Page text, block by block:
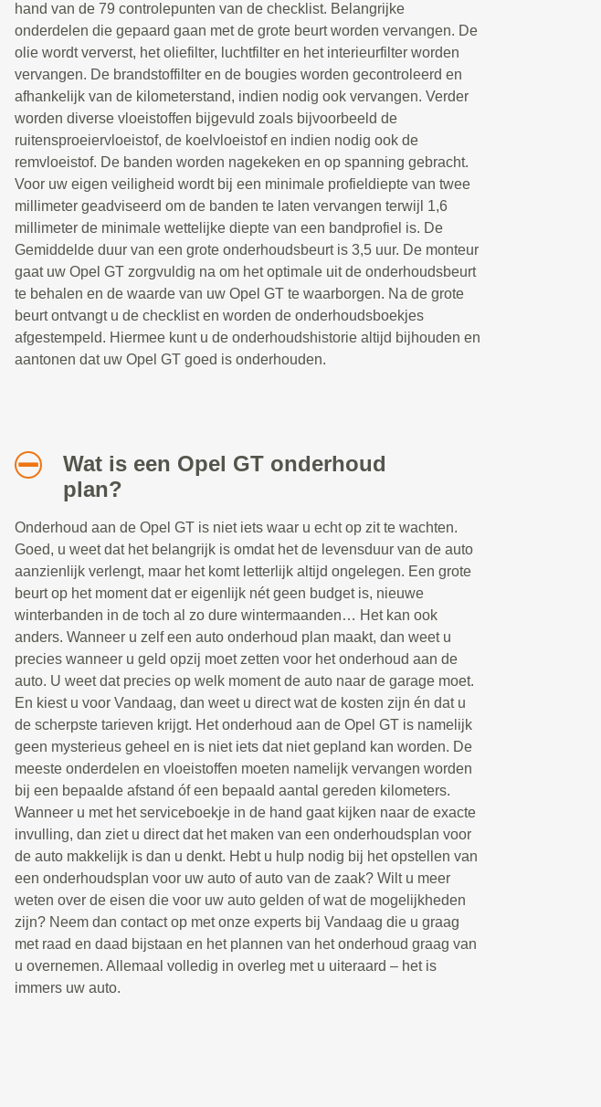
hand van de 79 controlepunten van de checklist. Belangrijke
onderdelen die gepaard gaan met de grote beurt worden vervangen. De
olie wordt ververst, het oliefilter, luchtfilter en het interieurfilter worden
vervangen. De brandstoffilter en de bougies worden gecontroleerd en
afhankelijk van de kilometerstand, indien nodig ook vervangen. Verder
worden diverse vloeistoffen bijgevuld zoals bijvoorbeeld de
ruitensproeiervloeistof, de koelvloeistof en indien nodig ook de
remvloeistof. De banden worden nagekeken en op spanning gebracht.
Voor uw eigen veiligheid wordt bij een minimale profieldiepte van twee
millimeter geadviseerd om de banden te laten vervangen terwijl 1,6
millimeter de minimale wettelijke diepte van een bandprofiel is. De
Gemiddelde duur van een grote onderhoudsbeurt is 3,5 uur. De monteur
gaat uw Opel GT zorgvuldig na om het optimale uit de onderhoudsbeurt
te behalen en de waarde van uw Opel GT te waarborgen. Na de grote
beurt ontvangt u de checklist en worden de onderhoudsboekjes
afgestempeld. Hiermee kunt u de onderhoudshistorie altijd bijhouden en
aantonen dat uw Opel GT goed is onderhouden.
Wat is een Opel GT onderhoud
plan?
Onderhoud aan de Opel GT is niet iets waar u echt op zit te wachten.
Goed, u weet dat het belangrijk is omdat het de levensduur van de auto
aanzienlijk verlengt, maar het komt letterlijk altijd ongelegen. Een grote
beurt op het moment dat er eigenlijk nét geen budget is, nieuwe
winterbanden in de toch al zo dure wintermaanden… Het kan ook
anders. Wanneer u zelf een auto onderhoud plan maakt, dan weet u
precies wanneer u geld opzij moet zetten voor het onderhoud aan de
auto. U weet dat precies op welk moment de auto naar de garage moet.
En kiest u voor Vandaag, dan weet u direct wat de kosten zijn én dat u
de scherpste tarieven krijgt. Het onderhoud aan de Opel GT is namelijk
geen mysterieus geheel en is niet iets dat niet gepland kan worden. De
meeste onderdelen en vloeistoffen moeten namelijk vervangen worden
bij een bepaalde afstand óf een bepaald aantal gereden kilometers.
Wanneer u met het serviceboekje in de hand gaat kijken naar de exacte
invulling, dan ziet u direct dat het maken van een onderhoudsplan voor
de auto makkelijk is dan u denkt. Hebt u hulp nodig bij het opstellen van
een onderhoudsplan voor uw auto of auto van de zaak? Wilt u meer
weten over de eisen die voor uw auto gelden of wat de mogelijkheden
zijn? Neem dan contact op met onze experts bij Vandaag die u graag
met raad en daad bijstaan en het plannen van het onderhoud graag van
u overnemen. Allemaal volledig in overleg met u uiteraard – het is
immers uw auto.